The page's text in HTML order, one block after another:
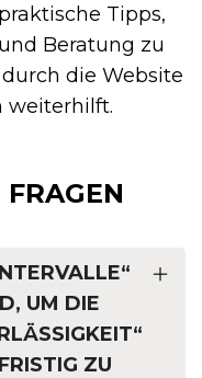
Tipps,
Beratung zu
die Website
weiterhilft.
UM DIE
ZU